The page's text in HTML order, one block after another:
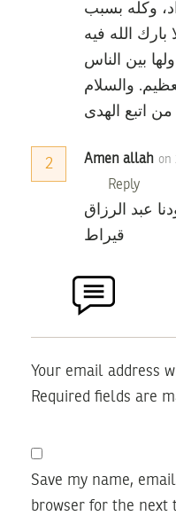
وكله بسبب
الله فيه
بين الناس
والسلام
اتبع الهدى
2 Amen allah on
Reply
عبد الرزاق
قيراط
Your email address
Required fields are
Save my name,
browser for the next